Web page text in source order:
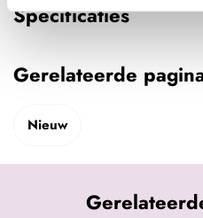
Specificaties
Gerelateerde
Nieuw